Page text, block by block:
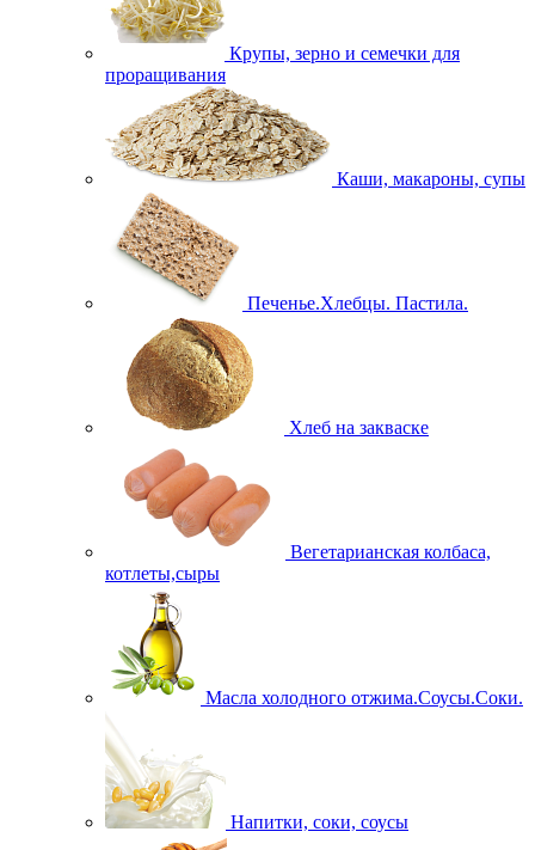
Крупы, зерно и семечки для
проращивания
Каши, макароны, супы
Печенье.Хлебцы. Пастила.
Хлеб на закваске
Вегетарианская колбаса,
котлеты,сыры
Масла холодного отжима.Соусы.Соки.
Напитки, соки, соусы